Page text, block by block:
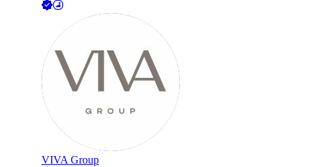
VIVA Group